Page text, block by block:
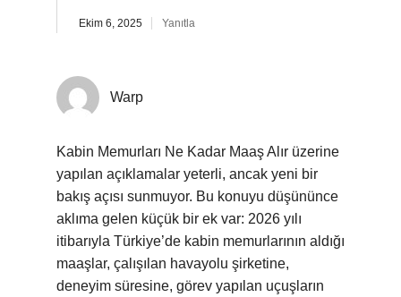
Ekim 6, 2025 Yanıtla
Warp
Kabin Memurları Ne Kadar Maaş Alır üzerine
yapılan açıklamalar yeterli, ancak yeni bir
bakış açısı sunmuyor. Bu konuyu düşününce
aklıma gelen küçük bir ek var: 2026 yılı
itibarıyla Türkiye’de kabin memurlarının aldığı
maaşlar, çalışılan havayolu şirketine,
deneyim süresine, görev yapılan uçuşların